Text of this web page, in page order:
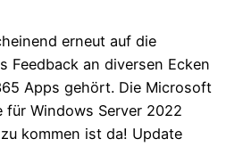
erneut auf die
Feedback an diversen Ecken
Apps gehört. Die Microsoft
für Windows Server 2022
kommen ist da! Update